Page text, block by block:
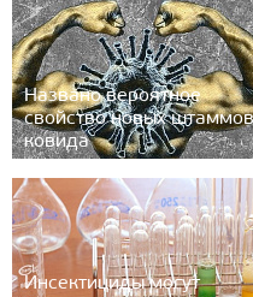
Названо вероятное
свойство новых штаммов
ковида
Инсектициды могут